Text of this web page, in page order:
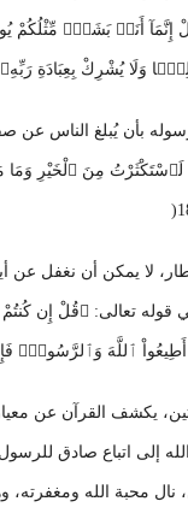
إِنَّمَآ أَنَا۠ بَشَرٌۭ مِّثْلُكُمْ
وَلَا يُشْرِكْ بِعِبَادَةِ رَبِّهِۦ
بأن يُبلغ الناس
لَٱسْتَكْثَرْتُ مِنَ ٱلْخَيْرِ
لا يمكن أن نغفل عن
قوله تعالى: ﴿قُلْ إِن
ٱللَّهَ وَٱلرَّسُولَۖ فَإِن
يكشف القرآن عن
إلى اتباع صادق
نال محبة الله